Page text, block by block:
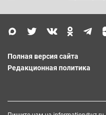
Полная версия сайта
Редакционная политика